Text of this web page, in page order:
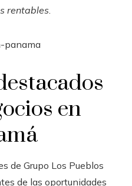
rentables
en
de Grupo Los Pueblos
de las oportunidades